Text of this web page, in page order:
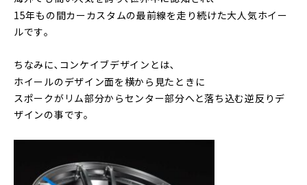
15年もの間カーカスタムの最前線を走り続けた大人気ホイー
ルです｡
ちなみに､コンケイブデザインとは､
ホイールのデザイン面を横から見たときに
スポークがリム部分からセンター部分へと落ち込む逆反りデ
ザインの事です。